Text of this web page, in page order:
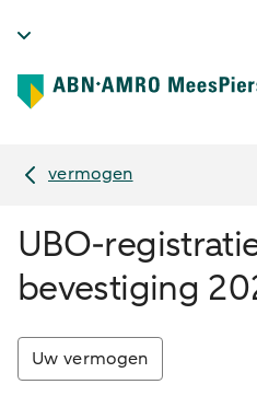
vermogen
UBO-
bevestiging
Uw vermogen